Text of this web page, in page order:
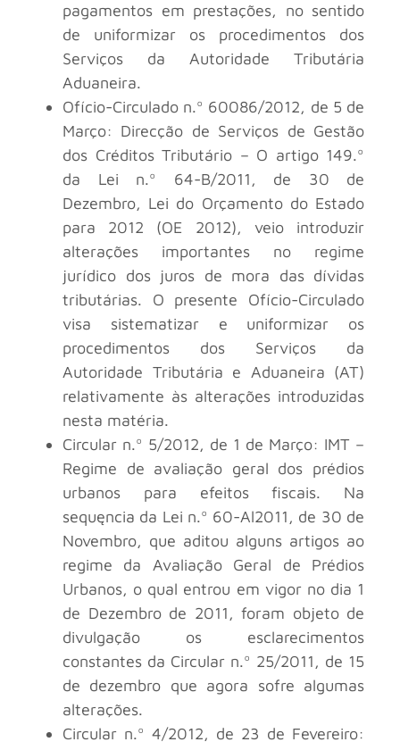
pagamentos em prestações, no sentido
de uniformizar os procedimentos dos
Serviços da Autoridade Tributária
Aduaneira.
Ofício-Circulado n.º 60086/2012, de 5 de
Março: Direcção de Serviços de Gestão
dos Créditos Tributário – O artigo 149.º
da Lei n.º 64-B/2011, de 30 de
Dezembro, Lei do Orçamento do Estado
para 2012 (OE 2012), veio introduzir
alterações importantes no regime
jurídico dos juros de mora das dívidas
tributárias. O presente Ofício-Circulado
visa sistematizar e uniformizar os
procedimentos dos Serviços da
Autoridade Tributária e Aduaneira (AT)
relativamente às alterações introduzidas
nesta matéria.
Circular n.º 5/2012, de 1 de Março: IMT –
Regime de avaliação geral dos prédios
urbanos para efeitos fiscais. Na
sequęncia da Lei n.º 60-Al2011, de 30 de
Novembro, que aditou alguns artigos ao
regime da Avaliação Geral de Prédios
Urbanos, o qual entrou em vigor no dia 1
de Dezembro de 2011, foram objeto de
divulgação os esclarecimentos
constantes da Circular n.º 25/2011, de 15
de dezembro que agora sofre algumas
alterações.
Circular n.º 4/2012, de 23 de Fevereiro: